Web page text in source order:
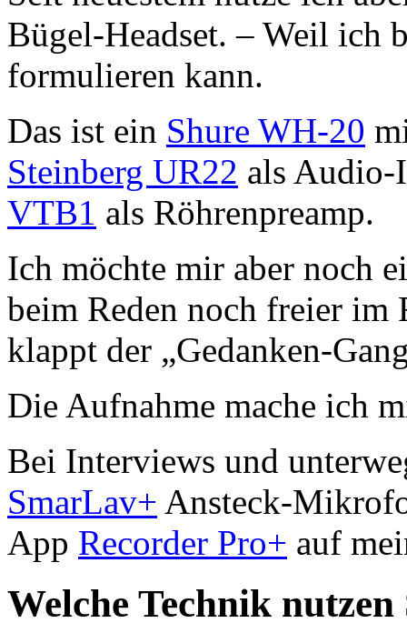
Bügel-Headset. – Weil ich
formulieren kann.
Das ist ein Shure WH-20
Steinberg UR22 als
VTB1 als Röhrenpreamp.
Ich möchte mir aber noch
beim Reden noch freier im
klappt der „Gedanken-
Die Aufnahme mache ich
Bei Interviews und
SmarLav+ Ansteck-
App Recorder Pro+ auf
Welche Technik